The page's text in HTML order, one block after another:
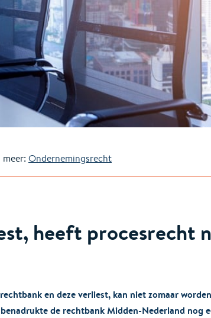
meer: Ondernemingsrecht
heeft procesrecht
en deze verliest, kan niet zomaar
de rechtbank Midden-Nederland nog